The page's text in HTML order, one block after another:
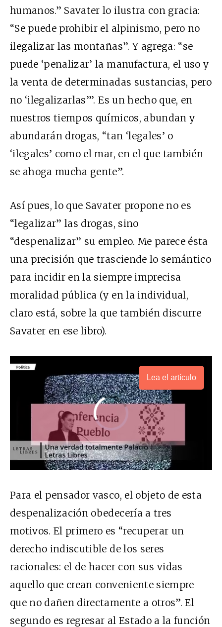
humanos.” Savater lo ilustra con gracia:
“Se puede prohibir el alpinismo, pero no
ilegalizar las montañas”. Y agrega: “se
puede ‘penalizar’ la manufactura, el uso y
la venta de determinadas sustancias, pero
no ‘ilegalizarlas’”. Es un hecho que, en
nuestros tiempos químicos, abundan y
abundarán drogas, “tan ‘legales’ o
‘ilegales’ como el mar, en el que también
se ahoga mucha gente”.
Así pues, lo que Savater propone no es
“legalizar” las drogas, sino
“despenalizar” su empleo. Me parece ésta
una precisión que trasciende lo semántico
para incidir en la siempre imprecisa
moralidad pública (y en la individual,
claro está, sobre la que también discurre
Savater en ese libro).
Lea el artículo
Para el pensador vasco, el objeto de esta
despenalización obedecería a tres
motivos. El primero es “recuperar un
derecho indiscutible de los seres
racionales: el de hacer con sus vidas
aquello que crean conveniente siempre
que no dañen directamente a otros”. El
segundo es regresar al Estado a la función